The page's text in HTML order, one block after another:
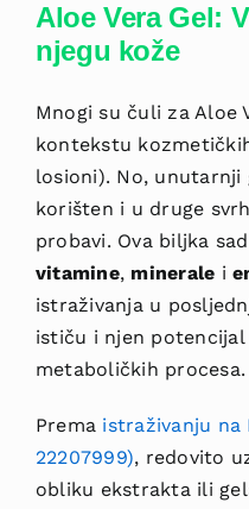
Aloe Vera Gel:
njegu kože
Mnogi su čuli za Aloe
kontekstu
losioni). No,
korišten i u druge
probavi. Ova biljka
vitamine, minerale i
istraživanja u
ističu i njen
metaboličkih procesa.
Prema istraživanju na
22207999), redovito
obliku ekstrakta ili